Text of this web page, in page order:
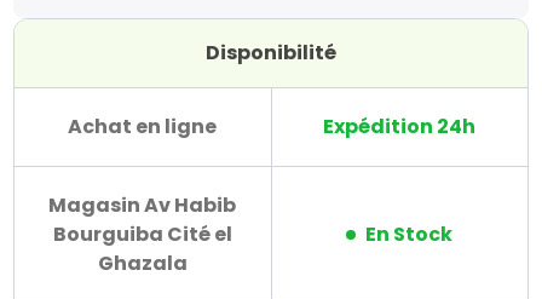
Disponibilité
Achat en ligne Expédition 24h
Magasin Av Habib
Bourguiba Cité el
Ghazala
En Stock